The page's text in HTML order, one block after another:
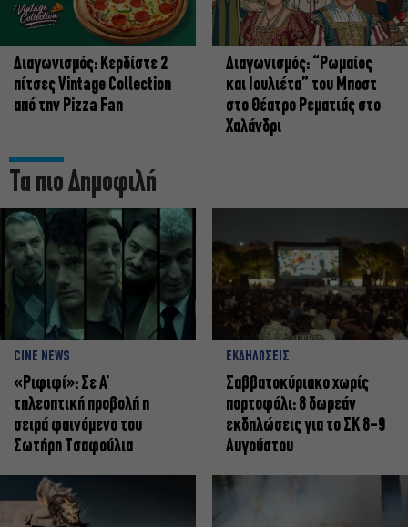
Διαγωνισμός: Κερδίστε 2
πίτσες Vintage Collection
από την Pizza Fan
Διαγωνισμός: “Ρωμαίος
και Ιουλιέτα” του Μποστ
στο Θέατρο Ρεματιάς στο
Χαλάνδρι
Τα πιο Δημοφιλή
CINE NEWS
«Ριφιφί»: Σε Α’
τηλεοπτική προβολή η
σειρά φαινόμενο του
Σωτήρη Τσαφούλια
ΕΚΔΗΛΩΣΕΙΣ
Σαββατοκύριακο χωρίς
πορτοφόλι: 8 δωρεάν
εκδηλώσεις για το ΣΚ 8-9
Αυγούστου